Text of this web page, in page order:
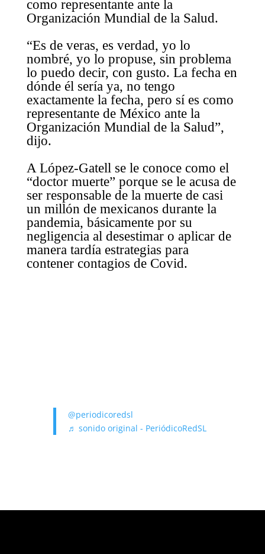
como representante ante la
Organización Mundial de la Salud.
“Es de veras, es verdad, yo lo
nombré, yo lo propuse, sin problema
lo puedo decir, con gusto. La fecha en
dónde él sería ya, no tengo
exactamente la fecha, pero sí es como
representante de México ante la
Organización Mundial de la Salud”,
dijo.
A López-Gatell se le conoce como el
“doctor muerte” porque se le acusa de
ser responsable de la muerte de casi
un millón de mexicanos durante la
pandemia, básicamente por su
negligencia al desestimar o aplicar de
manera tardía estrategias para
contener contagios de Covid.
@periodicoredsl
♬ sonido original - PeriódicoRedSL